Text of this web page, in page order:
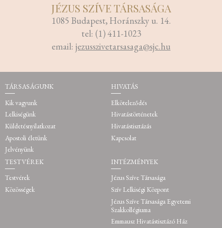
JÉZUS SZÍVE TÁRSASÁGA
1085 Budapest, Horánszky u. 14.
tel: (1) 411-1023
email: jezusszivetarsasaga@sjc.hu
TÁRSASÁGUNK
Kik vagyunk
Lelkiségünk
Küldetésnyilatkozat
Apostoli életünk
Jelvényünk
HIVATÁS
Elköteleződés
Hivatástörténetek
Hivatástisztázás
Kapcsolat
TESTVÉREK
Testvérek
Közösségek
INTÉZMÉNYEK
Jézus Szíve Társasága
Szív Lelkiségi Központ
Jézus Szíve Társasága Egyetemi
Szakkollégiuma
Emmausz Hivatástisztázó Ház